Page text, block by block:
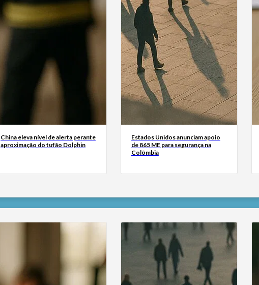
China eleva nível de alerta perante
aproximação do tufão Dolphin
Estados Unidos anunciam apoio
de 865 ME para segurança na
Colômbia